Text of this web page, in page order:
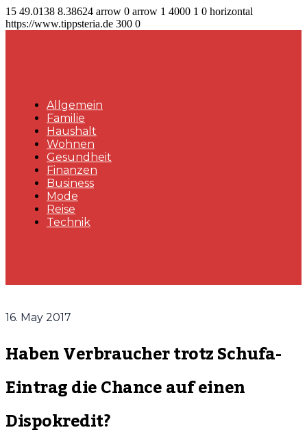
15 49.0138 8.38624 arrow 0 arrow 1 4000 1 0 horizontal
https://www.tippsteria.de 300 0
Allgemein
Familie
Haushalt
Wohnen
Gesundheit
Finanzen
Business
Mode
Reise
Technik
16. May 2017
Haben Verbraucher trotz Schufa-
Eintrag die Chance auf einen
Dispokredit?